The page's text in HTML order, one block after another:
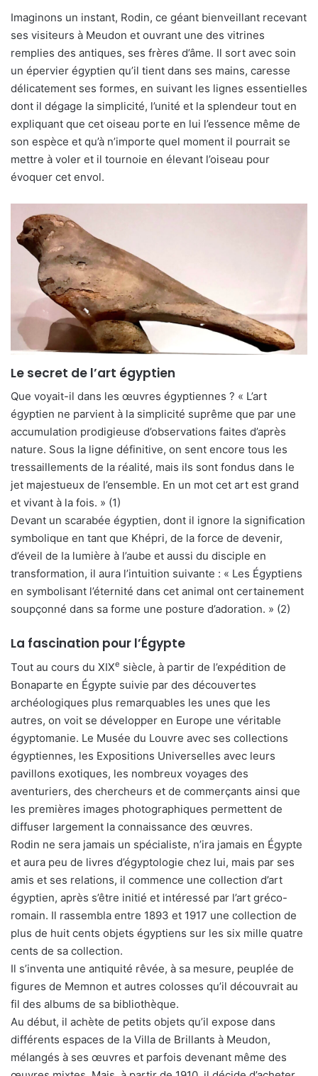
Imaginons un instant, Rodin, ce géant bienveillant recevant
ses visiteurs à Meudon et ouvrant une des vitrines
remplies des antiques, ses frères d’âme. Il sort avec soin
un épervier égyptien qu’il tient dans ses mains, caresse
délicatement ses formes, en suivant les lignes essentielles
dont il dégage la simplicité, l’unité et la splendeur tout en
expliquant que cet oiseau porte en lui l’essence même de
son espèce et qu’à n’importe quel moment il pourrait se
mettre à voler et il tournoie en élevant l’oiseau pour
évoquer cet envol.
Le secret de l’art égyptien
Que voyait-il dans les œuvres égyptiennes ? « L’art
égyptien ne parvient à la simplicité suprême que par une
accumulation prodigieuse d’observations faites d’après
nature. Sous la ligne définitive, on sent encore tous les
tressaillements de la réalité, mais ils sont fondus dans le
jet majestueux de l’ensemble. En un mot cet art est grand
et vivant à la fois. » (1)
Devant un scarabée égyptien, dont il ignore la signification
symbolique en tant que Khépri, de la force de devenir,
d’éveil de la lumière à l’aube et aussi du disciple en
transformation, il aura l’intuition suivante : « Les Égyptiens
en symbolisant l’éternité dans cet animal ont certainement
soupçonné dans sa forme une posture d’adoration. » (2)
La fascination pour l’Égypte
Tout au cours du XIXe siècle, à partir de l’expédition de
Bonaparte en Égypte suivie par des découvertes
archéologiques plus remarquables les unes que les
autres, on voit se développer en Europe une véritable
égyptomanie. Le Musée du Louvre avec ses collections
égyptiennes, les Expositions Universelles avec leurs
pavillons exotiques, les nombreux voyages des
aventuriers, des chercheurs et de commerçants ainsi que
les premières images photographiques permettent de
diffuser largement la connaissance des œuvres.
Rodin ne sera jamais un spécialiste, n’ira jamais en Égypte
et aura peu de livres d’égyptologie chez lui, mais par ses
amis et ses relations, il commence une collection d’art
égyptien, après s’être initié et intéressé par l’art gréco-
romain. Il rassembla entre 1893 et 1917 une collection de
plus de huit cents objets égyptiens sur les six mille quatre
cents de sa collection.
Il s’inventa une antiquité rêvée, à sa mesure, peuplée de
figures de Memnon et autres colosses qu’il découvrait au
fil des albums de sa bibliothèque.
Au début, il achète de petits objets qu’il expose dans
différents espaces de la Villa de Brillants à Meudon,
mélangés à ses œuvres et parfois devenant même des